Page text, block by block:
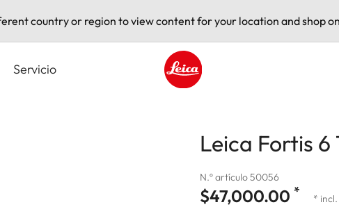
country or region to view content for your location and shop
Servicio
Leica Fortis 6
N.º artículo 50056
$47,000.00 * *